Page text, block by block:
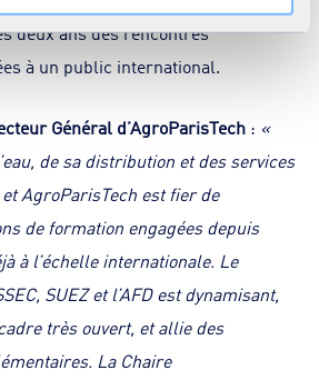
deux ans des rencontres
à un public international.
Général d’AgroParisTech : «
de sa distribution et des services
AgroParisTech est fier de
de formation engagées depuis
à l’échelle internationale. Le
SUEZ et l’AFD est dynamisant,
très ouvert, et allie des
La Chaire